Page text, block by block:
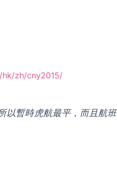
zh/cny2015/
以暫時虎航最平，而且航班